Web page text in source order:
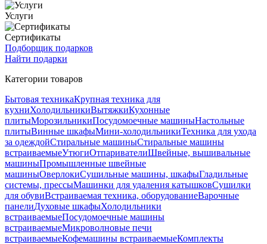
Услуги
Сертификаты
Подборщик подарков
Найти подарки
Категории товаров
Бытовая техникаКрупная техника для
кухниХолодильникиВытяжкиКухонные
плитыМорозильникиПосудомоечные машиныНастольные
плитыВинные шкафыМини-холодильникиТехника для ухода
за одеждойСтиральные машиныСтиральные машины
встраиваемыеУтюгиОтпаривателиШвейные, вышивальные
машиныПромышленные швейные
машиныОверлокиСушильные машины, шкафыГладильные
системы, прессыМашинки для удаления катышковСушилки
для обувиВстраиваемая техника, оборудованиеВарочные
панелиДуховые шкафыХолодильники
встраиваемыеПосудомоечные машины
встраиваемыеМикроволновые печи
встраиваемыеКофемашины встраиваемыеКомплекты